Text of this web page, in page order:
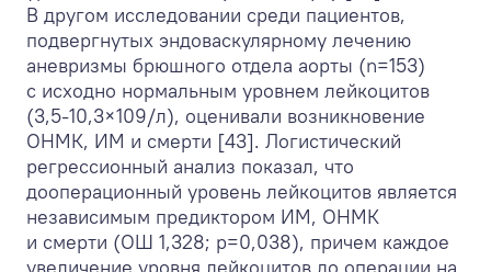
В другом исследовании среди пациентов,
подвергнутых эндоваскулярному лечению
аневризмы брюшного отдела аорты (n=153)
с исходно нормальным уровнем лейкоцитов
(3,5-10,3×109/л), оценивали возникновение
ОНМК, ИМ и смерти [43]. Логистический
регрессионный анализ показал, что
дооперационный уровень лейкоцитов является
независимым предиктором ИМ, ОНМК
и смерти (ОШ 1,328; р=0,038), причем каждое
увеличение уровня лейкоцитов до операции на